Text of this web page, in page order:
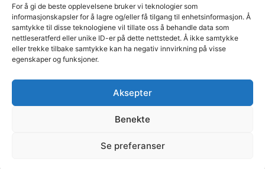
For å gi de beste opplevelsene bruker vi teknologier som
informasjonskapsler for å lagre og/eller få tilgang til enhetsinformasjon. Å
samtykke til disse teknologiene vil tillate oss å behandle data som
nettleseratferd eller unike ID-er på dette nettstedet. Å ikke samtykke
eller trekke tilbake samtykke kan ha negativ innvirkning på visse
egenskaper og funksjoner.
Aksepter
Benekte
Se preferanser
rapporter?
Hvordan lage dashboards for ledelsen?
Hvordan bruke AI til å analysere
forretningsdata?
Hvordan koble Visma til dashboards?
Hvordan automatisere rapportering i Excel?